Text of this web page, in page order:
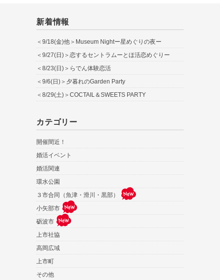
新着情報
＜9/18(金)他＞Museum Nightー星めぐりの夜ー
＜9/27(日)＞恋するセントラムーとほ活恋めぐりー
＜8/23(日)＞らでん体験恋活
＜9/6(日)＞夕暮れのGarden Party
＜8/29(土)＞COCTAIL＆SWEETS PARTY
カテゴリー
開催間近！
婚活イベント
婚活関連
環水公園
３市合同（魚津・滑川・黒部）
小矢部市
砺波市
上市社協
高岡広域
上市町
その他